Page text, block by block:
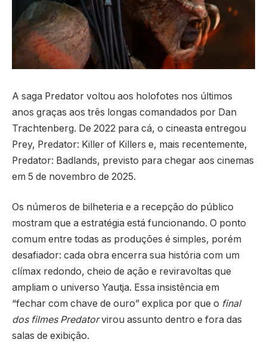
A saga Predator voltou aos holofotes nos últimos
anos graças aos três longas comandados por Dan
Trachtenberg. De 2022 para cá, o cineasta entregou
Prey, Predator: Killer of Killers e, mais recentemente,
Predator: Badlands, previsto para chegar aos cinemas
em 5 de novembro de 2025.
Os números de bilheteria e a recepção do público
mostram que a estratégia está funcionando. O ponto
comum entre todas as produções é simples, porém
desafiador: cada obra encerra sua história com um
clímax redondo, cheio de ação e reviravoltas que
ampliam o universo Yautja. Essa insistência em
“fechar com chave de ouro” explica por que o final
dos filmes Predatorvirou assunto dentro e fora das
salas de exibição.